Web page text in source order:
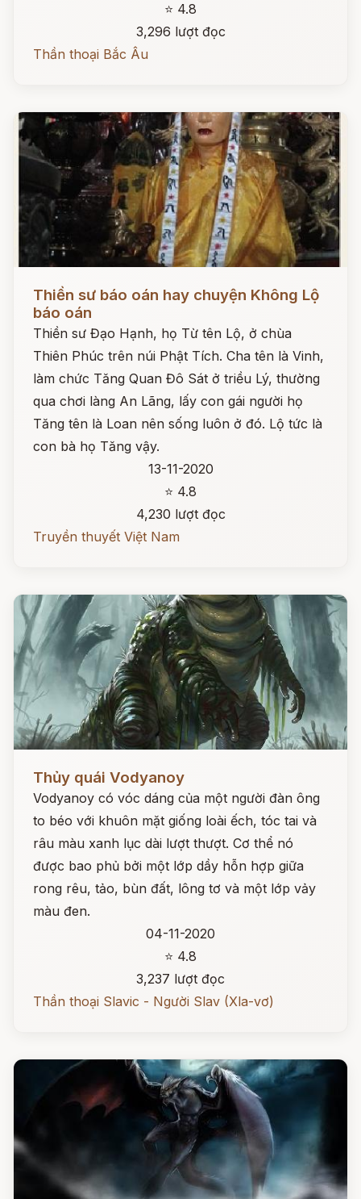
⭐ 4.8
3,296 lượt đọc
Thần thoại Bắc Âu
Đọc ngay
Thiền sư báo oán hay chuyện Không Lộ
báo oán
Thiền sư Đạo Hạnh, họ Từ tên Lộ, ở chùa
Thiên Phúc trên núi Phật Tích. Cha tên là Vinh,
làm chức Tăng Quan Đô Sát ở triều Lý, thường
qua chơi làng An Lãng, lấy con gái người họ
Tăng tên là Loan nên sống luôn ở đó. Lộ tức là
con bà họ Tăng vậy.
13-11-2020
⭐ 4.8
4,230 lượt đọc
Truyền thuyết Việt Nam
Thủy quái Vodyanoy
Vodyanoy có vóc dáng của một người đàn ông
to béo với khuôn mặt giống loài ếch, tóc tai và
râu màu xanh lục dài lượt thượt. Cơ thể nó
được bao phủ bởi một lớp dầy hỗn hợp giữa
rong rêu, tảo, bùn đất, lông tơ và một lớp vảy
màu đen.
04-11-2020
⭐ 4.8
3,237 lượt đọc
Thần thoại Slavic - Người Slav (Xla-vơ)